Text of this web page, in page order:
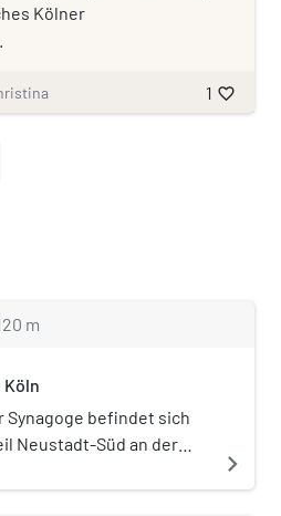
Kölner
1 favorite_border
m
Köln
Synagoge befindet sich
Neustadt-Süd an der
Sie ist das Zentrum
navigate_next